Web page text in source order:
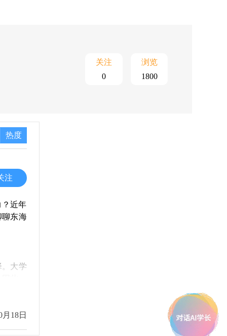
浏览
1800
关注
0
热度
注
近年
聊东海
。大学
和社
18日